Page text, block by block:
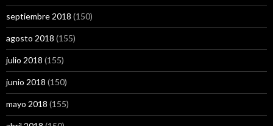
septiembre 2018 (150)
agosto 2018 (155)
julio 2018 (155)
junio 2018 (150)
mayo 2018 (155)